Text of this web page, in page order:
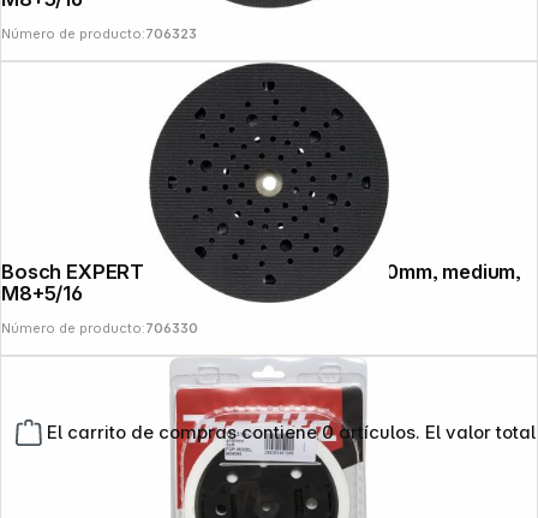
El carrito de compras contiene 0 artículos. El valor
Número de producto:706323
Bosch EXPERT Multihole Backing Pad 150mm, medium,
M8+5/16
Número de producto:706330